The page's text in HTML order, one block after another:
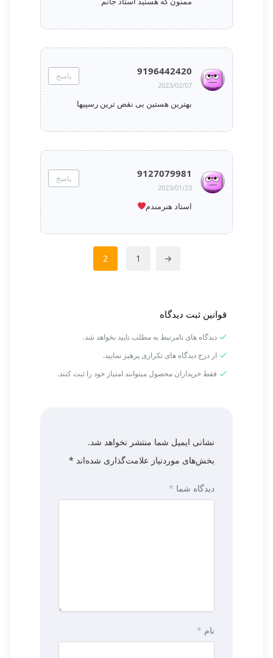
9196442420
2023/02/07
پاسخ
بهترین هستین بی نقص ترین رسپیها
9127079981
2023/01/23
پاسخ
استاد هنرمندم
→
1
2
قوانین ثبت دیدگاه
دیدگاه های نامرتبط به مطلب تایید نخواهد شد.
از درج دیدگاه های تکراری پرهیز نمایید.
فقط خریداران محصول میتوانند امتیاز خود را ثبت کنند.
نشانی ایمیل شما منتشر نخواهد شد.
بخش‌های موردنیاز علامت‌گذاری شده‌اند *
دیدگاه شما *
نام *